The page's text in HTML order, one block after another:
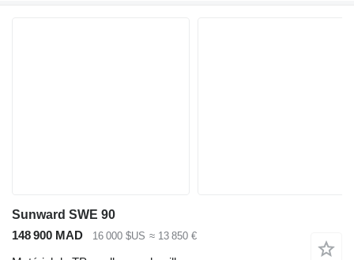
Sunward SWE 90
148 900 MAD
16 000 $US ≈ 13 850 €